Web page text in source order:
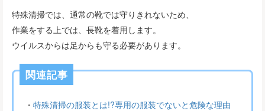
特殊清掃では、通常の靴では守りきれないため、
作業をする上では、長靴を着用します。
ウイルスからは足からも守る必要があります。
関連記事
・ 特殊清掃の服装とは!?専用の服装でないと危険な理由